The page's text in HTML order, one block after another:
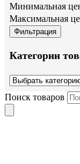
Минимальная
Максимальная
Фильтрация
Категории
Поиск товаров